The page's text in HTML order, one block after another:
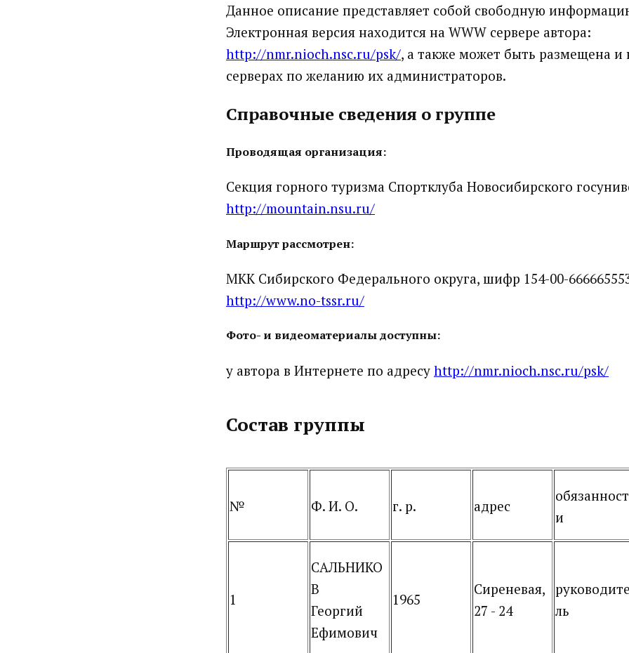
Данное описание представляет собой свободную
Электронная версия находится на WWW сервере автора:
http://nmr.nioch.nsc.ru/psk/, а также может быть размещена и
серверах по желанию их администраторов.
Справочные сведения о группе
Проводящая организация:
Секция горного туризма Спортклуба Новосибирского
http://mountain.nsu.ru/
Маршрут рассмотрен:
МКК Сибирского Федерального округа, шифр 154-00-
http://www.no-tssr.ru/
Фото- и видеоматериалы доступны:
у автора в Интернете по адресу http://nmr.nioch.nsc.ru/psk/
Состав группы
№ Ф. И. О. г. р. адрес
обязанност
и
1
САЛЬНИКО
В
Георгий
Ефимович
1965
Сиреневая,
27 - 24
ль